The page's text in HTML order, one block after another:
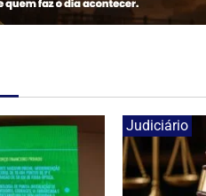
Judiciário